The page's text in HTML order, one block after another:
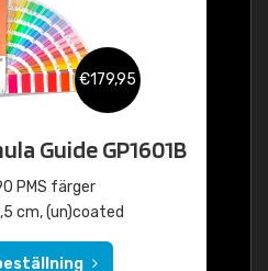
€179,95
Guide GP1601B
PMS färger
cm, (un)coated